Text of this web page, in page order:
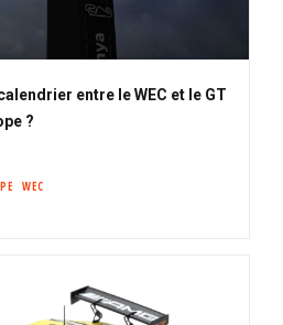
entre le WEC et le GT
?
WEC